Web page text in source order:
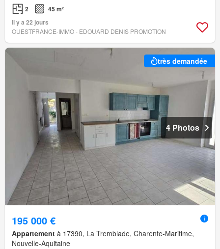
2
45 m²
Il y a 22 jours
OUESTFRANCE-IMMO - EDOUARD DENIS PROMOTION
très demandée
4 Photos
195 000 €
Appartement à 17390, La Tremblade, Charente-Maritime,
Nouvelle-Aquitaine